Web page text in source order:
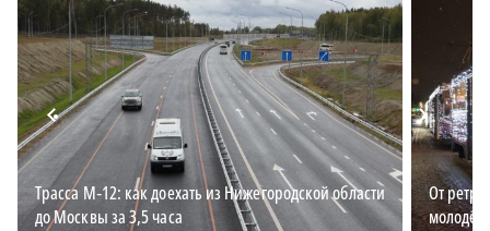
Трасса М‑12: как доехать из Нижегородской области
до Москвы за 3,5 часа
От